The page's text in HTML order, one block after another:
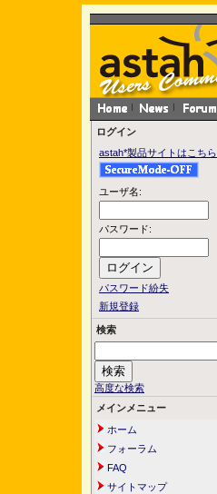
ログイン
astah*製品サイトはこちら
ユーザ名:
パスワード:
パスワード紛失
新規登録
検索
高度な検索
メインメニュー
ホーム
フォーラム
FAQ
サイトマップ